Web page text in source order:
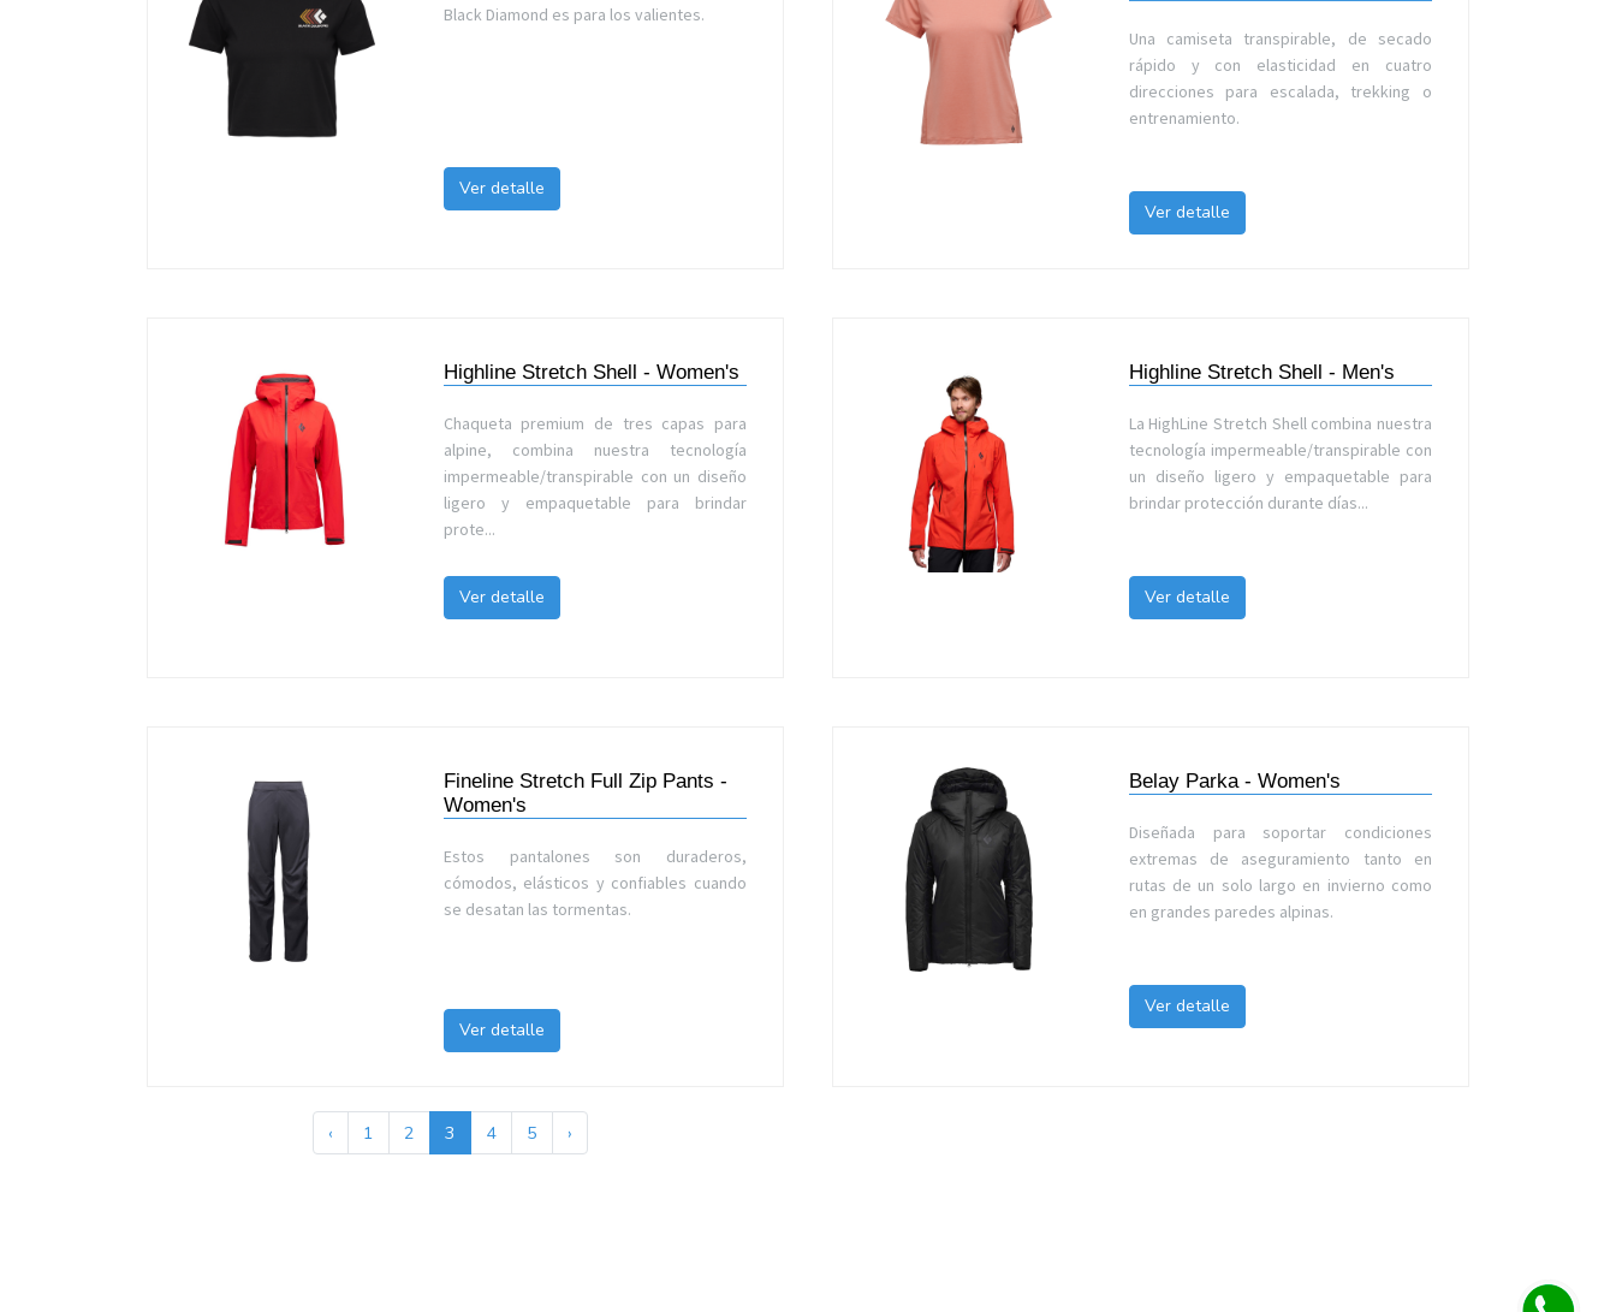
Black Diamond es para los valientes.
Ver detalle
Una camiseta transpirable, de secado
rápido y con elasticidad en cuatro
direcciones para escalada, trekking o
entrenamiento.
Ver detalle
Highline Stretch Shell - Women's
Chaqueta premium de tres capas para
alpine, combina nuestra tecnología
impermeable/transpirable con un diseño
ligero y empaquetable para brindar
prote...
Ver detalle
Highline Stretch Shell - Men's
La HighLine Stretch Shell combina nuestra
tecnología impermeable/transpirable con
un diseño ligero y empaquetable para
brindar protección durante días...
Ver detalle
Fineline Stretch Full Zip Pants -
Women's
Estos pantalones son duraderos,
cómodos, elásticos y confiables cuando
se desatan las tormentas.
Ver detalle
Belay Parka - Women's
Diseñada para soportar condiciones
extremas de aseguramiento tanto en
rutas de un solo largo en invierno como
en grandes paredes alpinas.
Ver detalle
‹ 1 2 3 4 5 ›